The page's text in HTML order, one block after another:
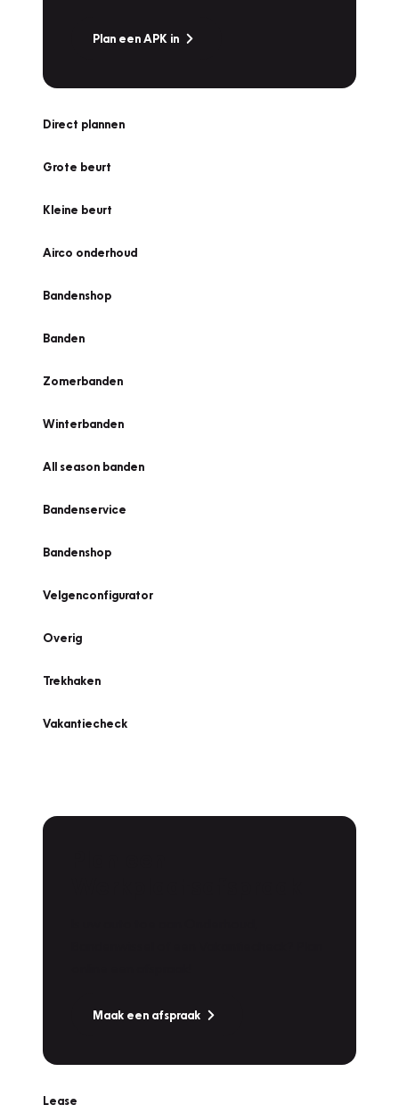
Plan een APK in
Direct plannen
Grote beurt
Kleine beurt
Airco onderhoud
Bandenshop
Banden
Zomerbanden
Winterbanden
All season banden
Bandenservice
Bandenshop
Velgenconfigurator
Overig
Trekhaken
Vakantiecheck
Maak een afspraak
Lease